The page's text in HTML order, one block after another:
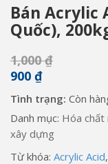
Bán Acrylic
Quốc),
1,000₫
900 ₫
Tình trạng: Còn
Danh mục: Hóa
xây dựng
Từ khóa: Acrylic Acid,